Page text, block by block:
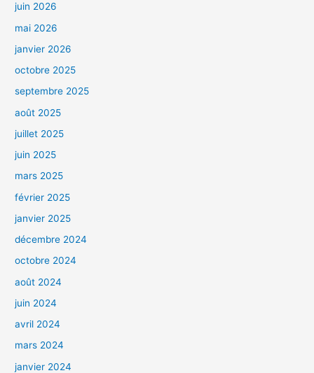
juin 2026
mai 2026
janvier 2026
octobre 2025
septembre 2025
août 2025
juillet 2025
juin 2025
mars 2025
février 2025
janvier 2025
décembre 2024
octobre 2024
août 2024
juin 2024
avril 2024
mars 2024
janvier 2024